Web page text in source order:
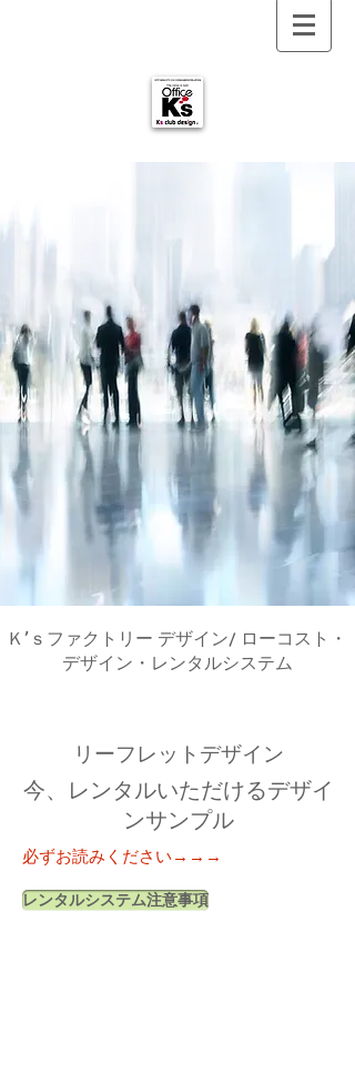
Ｋ’ｓファクトリー デザイン/ ローコスト・
デザイン・レンタルシステム
リーフレットデザイン
今、レンタルいただけるデザイ
ンサンプル
必ずお読みください→→→
レンタルシステム注意事項